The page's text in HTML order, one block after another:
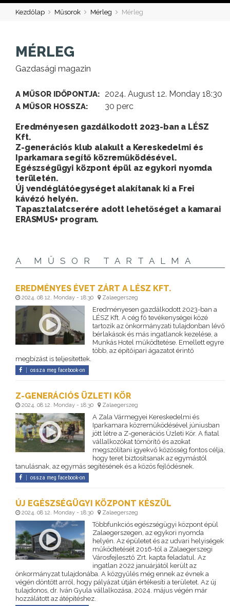
Kezdőlap Műsorok Mérleg Mérleg
MÉRLEG
Gazdasági magazin
A MŰSOR IDŐPONTJA: 2024. August 12. Monday 18:30
A MŰSOR HOSSZA: 30 perc
Eredményesen gazdálkodott 2023-ban a LÉSZ
Kft.
Z-generációs klub alakult a Kereskedelmi és
Iparkamara segítő közreműködésével.
Egészségügyi központ épül az egykori nyomda
területén.
Új vendéglátóegységet alakítanak ki a Frei
kávézó helyén.
Tapasztalatcserére adott lehetőséget a kamarai
ERASMUS+ program.
A MŰSOR TARTALMA
EREDMÉNYES ÉVET ZÁRT A LÉSZ KFT.
2024. 08 12. Monday - 18:30 Zalaegerszeg
Eredményesen gazdálkodott 2023-ban a
LÉSZ Kft. A cég fő tevékenységei közé
tartozik az önkormányzati tulajdonban lévő
bérlakások és más ingatlanok kezelése, a
Munkás Hotel működtetése. Emellett egyre
több, az építőipari ágazatot érintő
megbízást is teljesítettek.
ossza meg facebook-on
Z-GENERÁCIÓS ÜZLETI KÖR
2024. 08 12. Monday - 18:30 Zalaegerszeg
A Zala Vármegyei Kereskedelmi és
Iparkamara közreműködésével júniusban
jött létre a Z-generációs Üzleti Kör. A fiatal
vállalkozókat tömörítő és azokat
megszólítani igyekvő közösség fontos célja,
hogy teret biztosítsanak az egymástól
tanulásnak, az egymás segítésének és a közös fejlődésnek.
ossza meg facebook-on
ÚJ EGÉSZSÉGÜGYI KÖZPONT KÉSZÜL
2024. 08 12. Monday - 18:30 Zalaegerszeg
Többfunkciós egészségügyi központ épül
Zalaegerszegen, az egykori nyomda
helyén. Az épületet és az udvari helyiségek
működtetését 2016-tól a Zalaegerszegi
Városfejlesztő Zrt. kapta feladatul. Az
ingatlan 2022 januárjától került az
önkormányzat tulajdonába. A közgyűlés még ennek az évnek a
végén döntött arról, hogy pályázat útján értékesíti a területet. Az új
tulajdonos, dr. Iván Gyula vállalkozása, 2024. május végén már
hozzálátott az átépítéshez.